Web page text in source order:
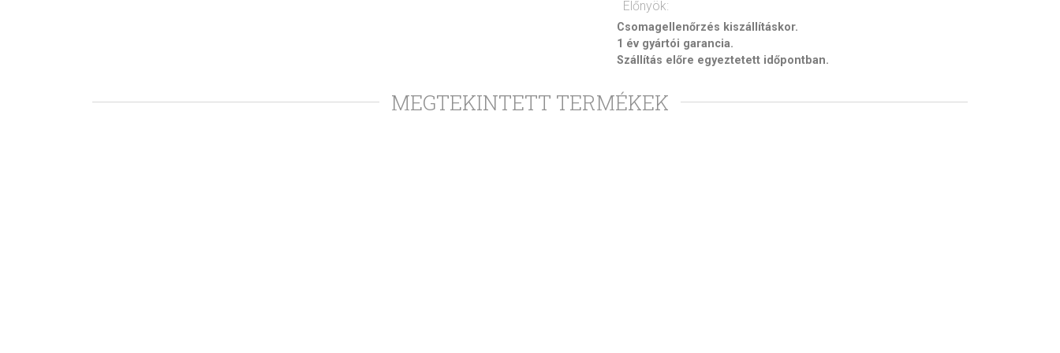
Előnyök:
Csomagellenőrzés kiszállításkor.
1 év gyártói garancia.
Szállítás előre egyeztetett időpontban.
MEGTEKINTETT TERMÉKEK